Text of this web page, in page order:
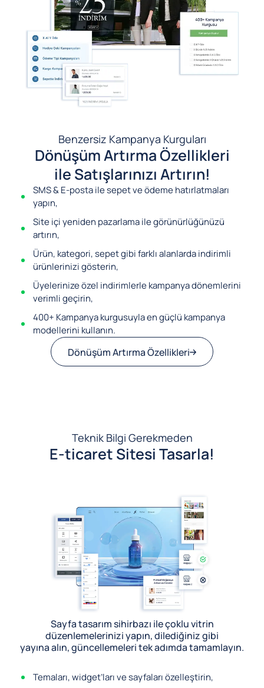
Benzersiz Kampanya Kurguları
Dönüşüm Artırma Özellikleri
ile Satışlarınızı Artırın!
SMS & E-posta ile sepet ve ödeme hatırlatmaları
yapın,
Site içi yeniden pazarlama ile görünürlüğünüzü
artırın,
Ürün, kategori, sepet gibi farklı alanlarda indirimli
ürünlerinizi gösterin,
Üyelerinize özel indirimlerle kampanya dönemlerini
verimli geçirin,
400+ Kampanya kurgusuyla en güçlü kampanya
modellerini kullanın.
Dönüşüm Artırma Özellikleri
Teknik Bilgi Gerekmeden
E-ticaret Sitesi Tasarla!
Sayfa tasarım sihirbazı ile çoklu vitrin
düzenlemelerinizi yapın, dilediğiniz gibi
yayına alın, güncellemeleri tek adımda tamamlayın.
Temaları, widget’ları ve sayfaları özelleştirin,